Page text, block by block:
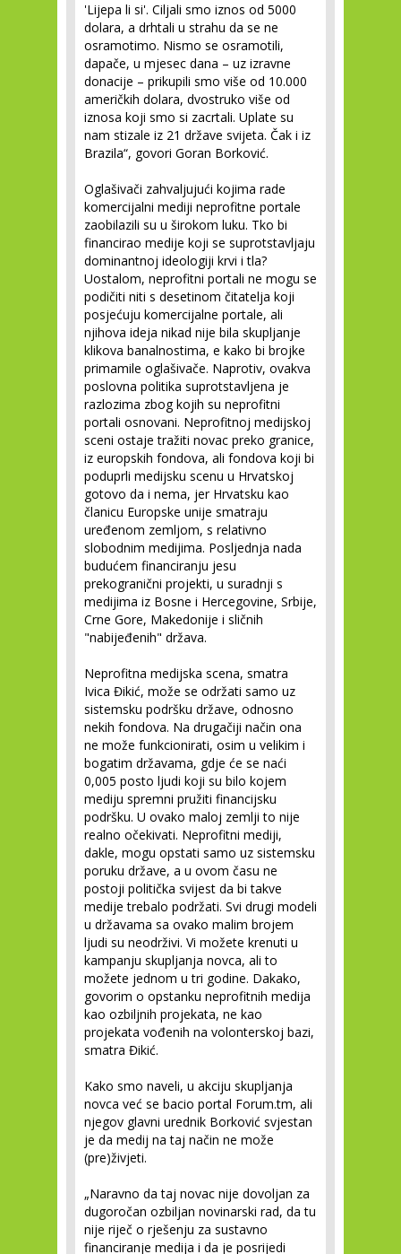
'Lijepa li si'. Ciljali smo iznos od 5000
dolara, a drhtali u strahu da se ne
osramotimo. Nismo se osramotili,
dapače, u mjesec dana – uz izravne
donacije – prikupili smo više od 10.000
američkih dolara, dvostruko više od
iznosa koji smo si zacrtali. Uplate su
nam stizale iz 21 države svijeta. Čak i iz
Brazila“, govori Goran Borković.
Oglašivači zahvaljujući kojima rade
komercijalni mediji neprofitne portale
zaobilazili su u širokom luku. Tko bi
financirao medije koji se suprotstavljaju
dominantnoj ideologiji krvi i tla?
Uostalom, neprofitni portali ne mogu se
podičiti niti s desetinom čitatelja koji
posjećuju komercijalne portale, ali
njihova ideja nikad nije bila skupljanje
klikova banalnostima, e kako bi brojke
primamile oglašivače. Naprotiv, ovakva
poslovna politika suprotstavljena je
razlozima zbog kojih su neprofitni
portali osnovani. Neprofitnoj medijskoj
sceni ostaje tražiti novac preko granice,
iz europskih fondova, ali fondova koji bi
poduprli medijsku scenu u Hrvatskoj
gotovo da i nema, jer Hrvatsku kao
članicu Europske unije smatraju
uređenom zemljom, s relativno
slobodnim medijima. Posljednja nada
budućem financiranju jesu
prekogranični projekti, u suradnji s
medijima iz Bosne i Hercegovine, Srbije,
Crne Gore, Makedonije i sličnih
"nabijeđenih" država.
Neprofitna medijska scena, smatra
Ivica Đikić, može se održati samo uz
sistemsku podršku države, odnosno
nekih fondova. Na drugačiji način ona
ne može funkcionirati, osim u velikim i
bogatim državama, gdje će se naći
0,005 posto ljudi koji su bilo kojem
mediju spremni pružiti financijsku
podršku. U ovako maloj zemlji to nije
realno očekivati. Neprofitni mediji,
dakle, mogu opstati samo uz sistemsku
poruku države, a u ovom času ne
postoji politička svijest da bi takve
medije trebalo podržati. Svi drugi modeli
u državama sa ovako malim brojem
ljudi su neodrživi. Vi možete krenuti u
kampanju skupljanja novca, ali to
možete jednom u tri godine. Dakako,
govorim o opstanku neprofitnih medija
kao ozbiljnih projekata, ne kao
projekata vođenih na volonterskoj bazi,
smatra Đikić.
Kako smo naveli, u akciju skupljanja
novca već se bacio portal Forum.tm, ali
njegov glavni urednik Borković svjestan
je da medij na taj način ne može
(pre)živjeti.
„Naravno da taj novac nije dovoljan za
dugoročan ozbiljan novinarski rad, da tu
nije riječ o rješenju za sustavno
financiranje medija i da je posrijedi